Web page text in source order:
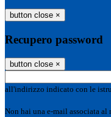
button close ×
Recupero password
button close ×
all'indirizzo indicato con le
Non hai una e-mail associata al